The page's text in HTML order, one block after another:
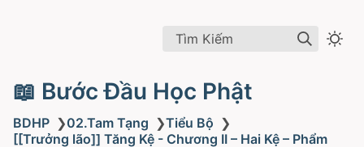
Tìm Kiếm
📖 Bước Đầu Học Phật
BDHP ❯02.Tam Tạng ❯Tiểu Bộ ❯
[[Trưởng lão]] Tăng Kệ - Chương II – Hai Kệ – Phẩm